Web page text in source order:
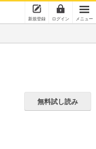
新規登録 ログイン メニュー
無料試し読み